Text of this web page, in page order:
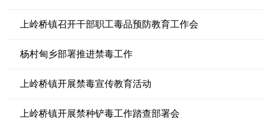
上岭桥镇召开干部职工毒品预防教育工作会
杨村甸乡部署推进禁毒工作
上岭桥镇开展禁毒宣传教育活动
上岭桥镇开展禁种铲毒工作踏查部署会